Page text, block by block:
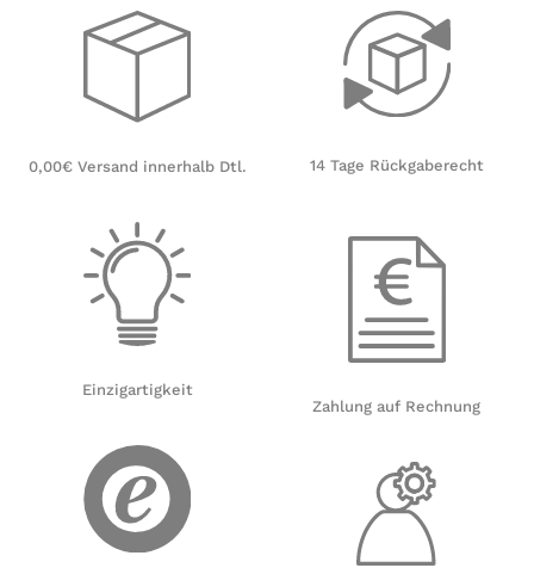
0,00€ Versand innerhalb Dtl.
Einzigartigkeit
14 Tage Rückgaberecht
Zahlung auf Rechnung